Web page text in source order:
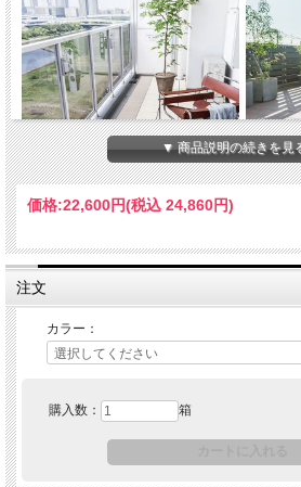
光の変化に呼吸して現れる多彩な輝きと、波打つ表
悠久の時を経て磨きあげられた天然石のような極上
モダンにもナチュラルにも調和する自然美が、
◆◆◆ 送料無料 ◆◆◆
▼ 商品説明の続きを見
価格:22,600円(税込 24,860円)
注文
カラー：
購入数： 箱